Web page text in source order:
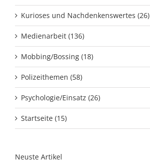
Kurioses und Nachdenkenswertes (26)
Medienarbeit (136)
Mobbing/Bossing (18)
Polizeithemen (58)
Psychologie/Einsatz (26)
Startseite (15)
Neuste Artikel